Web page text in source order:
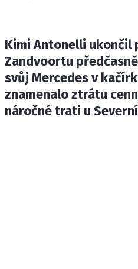
OSOBNÍ
Provozovatelem
INCORP MEDIA
Kimi Antonelli ukončil
Zandvoortu
svůj Mercedes v
znamenalo ztrátu
náročné trati u